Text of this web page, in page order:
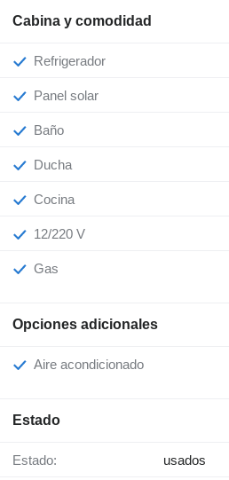
Cabina y comodidad
Refrigerador
Panel solar
Baño
Ducha
Cocina
12/220 V
Gas
Opciones adicionales
Aire acondicionado
Estado
Estado: usados